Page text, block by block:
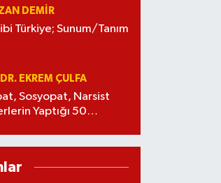
DEMİR
Türkiye; Sunum/Tanım
EKREM ÇULFA
Sosyopat, Narsist
Yaptığı 50